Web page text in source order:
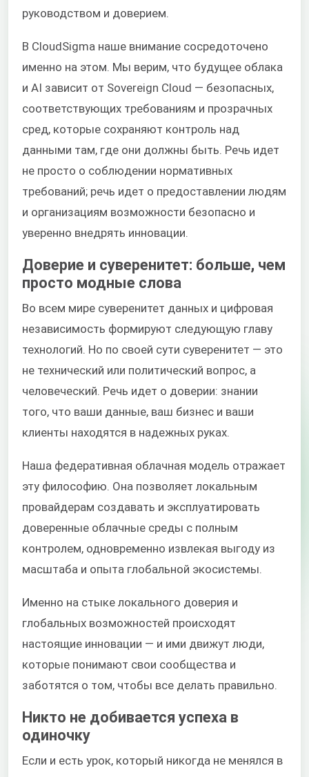
руководством и доверием.
В CloudSigma наше внимание сосредоточено
именно на этом. Мы верим, что будущее облака
и AI зависит от Sovereign Cloud — безопасных,
соответствующих требованиям и прозрачных
сред, которые сохраняют контроль над
данными там, где они должны быть. Речь идет
не просто о соблюдении нормативных
требований; речь идет о предоставлении людям
и организациям возможности безопасно и
уверенно внедрять инновации.
Доверие и суверенитет: больше, чем
просто модные слова
Во всем мире суверенитет данных и цифровая
независимость формируют следующую главу
технологий. Но по своей сути суверенитет — это
не технический или политический вопрос, а
человеческий. Речь идет о доверии: знании
того, что ваши данные, ваш бизнес и ваши
клиенты находятся в надежных руках.
Наша федеративная облачная модель отражает
эту философию. Она позволяет локальным
провайдерам создавать и эксплуатировать
доверенные облачные среды с полным
контролем, одновременно извлекая выгоду из
масштаба и опыта глобальной экосистемы.
Именно на стыке локального доверия и
глобальных возможностей происходят
настоящие инновации — и ими движут люди,
которые понимают свои сообщества и
заботятся о том, чтобы все делать правильно.
Никто не добивается успеха в
одиночку
Если и есть урок, который никогда не менялся в